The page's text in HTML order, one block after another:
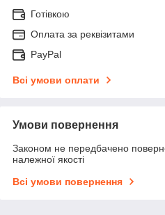
Готівкою
Оплата за реквізитами
PayPal
Всі умови оплати
Умови повернення
Законом не передбачено
належної якості
Всі умови повернення